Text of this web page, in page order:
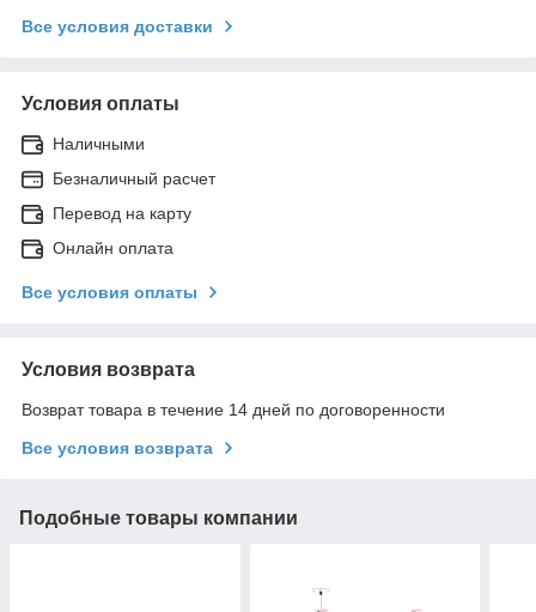
Все условия доставки
Условия оплаты
Наличными
Безналичный расчет
Перевод на карту
Онлайн оплата
Все условия оплаты
Условия возврата
Возврат товара в течение 14 дней по договоренности
Все условия возврата
Подобные товары компании